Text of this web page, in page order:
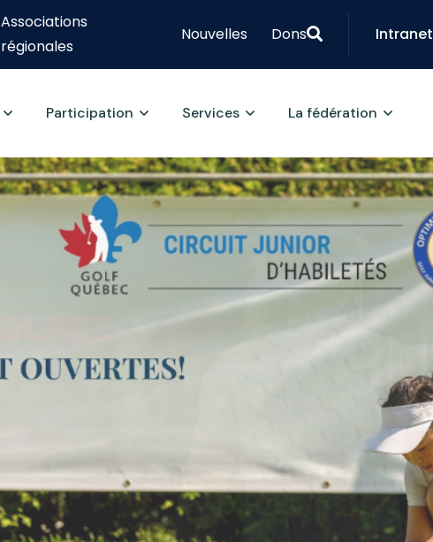
Associations
régionales
Nouvelles Dons Intranet
Participation Services La fédération